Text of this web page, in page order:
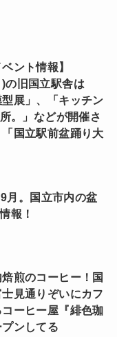
ント情報】
の旧国立駅舎は
型展」、「キッチン
。」などが開催さ
国立駅前盆踊り大
月。国立市内の盆
報！
焙煎のコーヒー！国
見通りぞいにカフ
ーヒー屋『緋色珈
ンしてる